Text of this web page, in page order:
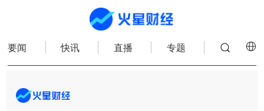
要闻 快讯 直播 专题